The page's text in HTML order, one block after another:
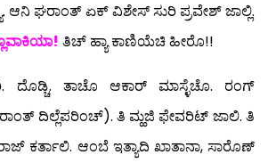
ಆನಿ ಘರಾಂತ್ ಏಕ್ ವಿಶೇಸ್ ಸುರಿ ಪ್ರವೇಶ್ ಜಾಲ್ಲಿ.
ತಿಚ್ ಹ್ಯಾ ಕಾಣಿಯೆಚಿ ಹೀರೊ!!
ದೊಡ್ಚಿ. ತಾಚೊ ಆಕಾರ್ ಮಾಸ್ಳೆಚೊ. ರಂಗ್
ದಿಲ್ಲೆಪರಿಂಚ್). ತಿ ಮ್ಹಜಿ ಫೇವರಿಟ್ ಜಾಲಿ. ತಿ
ಕರ್ತಾಲಿ. ಆಂಬೆ ಇತ್ಯಾದಿ ಖಾತಾನಾ, ಸಾರೊಣ್